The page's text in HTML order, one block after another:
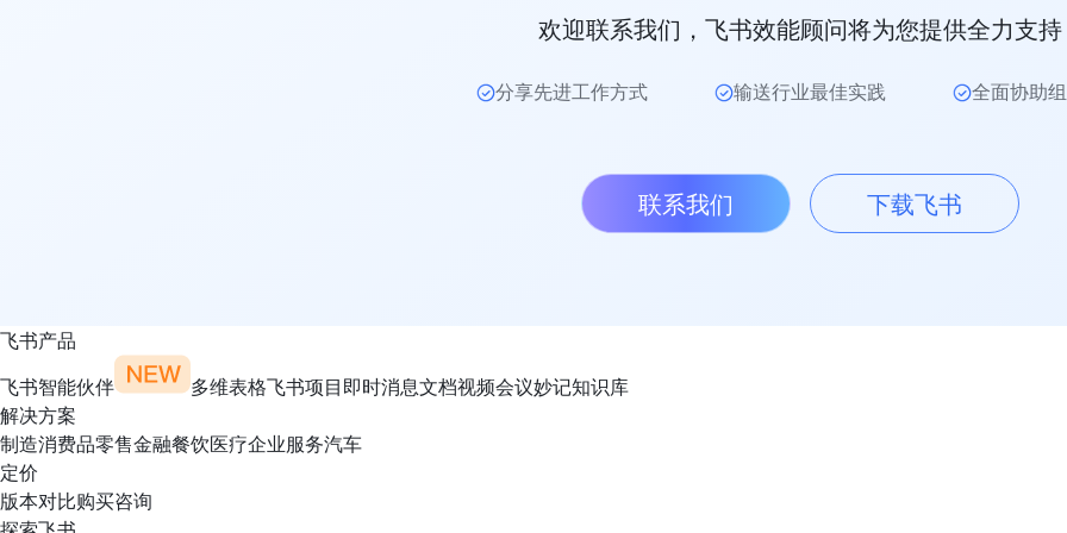
欢迎联系我们，飞书效能顾问将为您提供全力支持
分享先进工作方式 输送行业最佳实践 全面协助
联系我们 下载飞书
飞书产品
飞书智能伙伴
多维表格飞书项目即时消息文档视频会议妙记知识库
解决方案
制造消费品零售金融餐饮医疗企业服务汽车
定价
版本对比购买咨询